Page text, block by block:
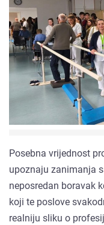
Posebna vrijednost
upoznaju zanimanja
neposredan boravak
koji te poslove
realniju sliku o